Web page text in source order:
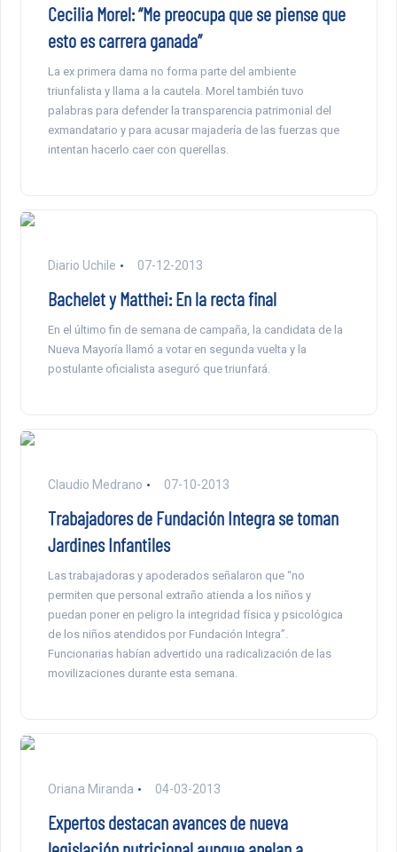
Cecilia Morel: “Me preocupa que se piense que
esto es carrera ganada”
La ex primera dama no forma parte del ambiente
triunfalista y llama a la cautela. Morel también tuvo
palabras para defender la transparencia patrimonial del
exmandatario y para acusar majadería de las fuerzas que
intentan hacerlo caer con querellas.
Diario Uchile 07-12-2013
Bachelet y Matthei: En la recta final
En el último fin de semana de campaña, la candidata de la
Nueva Mayoría llamó a votar en segunda vuelta y la
postulante oficialista aseguró que triunfará.
Claudio Medrano 07-10-2013
Trabajadores de Fundación Integra se toman
Jardines Infantiles
Las trabajadoras y apoderados señalaron que “no
permiten que personal extraño atienda a los niños y
puedan poner en peligro la integridad física y psicológica
de los niños atendidos por Fundación Integra”.
Funcionarias habían advertido una radicalización de las
movilizaciones durante esta semana.
Oriana Miranda 04-03-2013
Expertos destacan avances de nueva